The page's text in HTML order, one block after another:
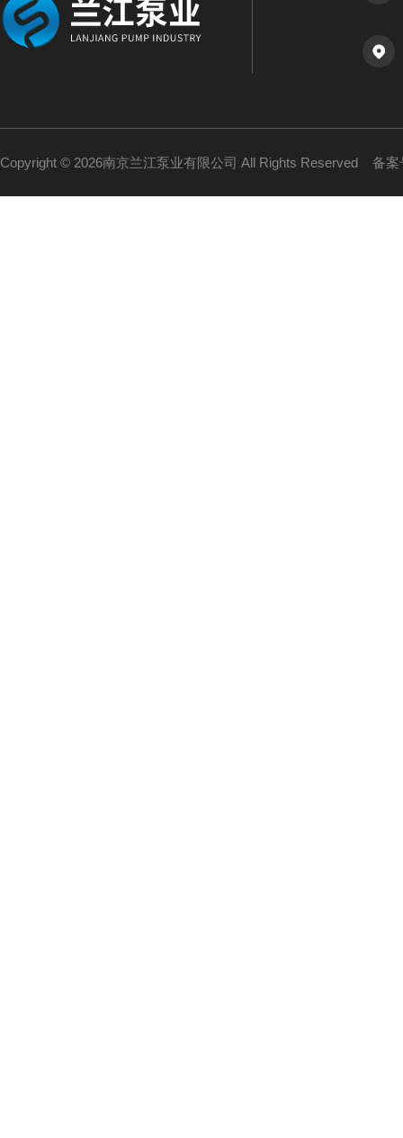
Copyright © 2026南京兰江泵业有限公司 All Rights Reserved 备案